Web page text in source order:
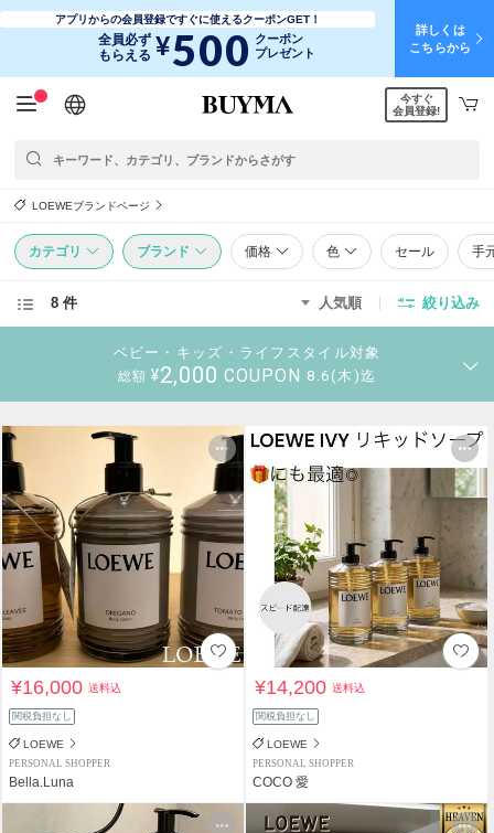
アプリからの会員登録ですぐに使えるクーポンGET！
全員必ず
もらえる ¥500 クーポン
プレゼント
詳しくは
こちらから
日本語
English
简体中文
繁體中文
今すぐ
会員登録!
LOEWEブランドページ
カテゴリ ブランド 価格 色 セール 手
8 件 人気順 絞り込み
ベビー・キッズ・ライフスタイル対象
総額 ¥2,000 COUPON 8.6(木)迄
¥16,000送料込
関税負担なし
LOEWE
PERSONAL SHOPPER
Bella.Luna
¥14,200送料込
関税負担なし
LOEWE
PERSONAL SHOPPER
COCO 愛